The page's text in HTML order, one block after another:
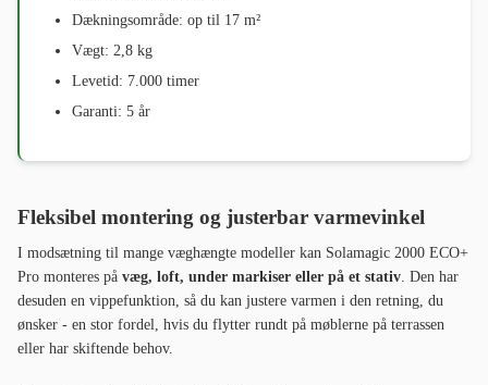
Dækningsområde: op til 17 m²
Vægt: 2,8 kg
Levetid: 7.000 timer
Garanti: 5 år
Fleksibel montering og justerbar varmevinkel
I modsætning til mange væghængte modeller kan Solamagic 2000 ECO+
Pro monteres på væg, loft, under markiser eller på et stativ. Den har
desuden en vippefunktion, så du kan justere varmen i den retning, du
ønsker - en stor fordel, hvis du flytter rundt på møblerne på terrassen
eller har skiftende behov.